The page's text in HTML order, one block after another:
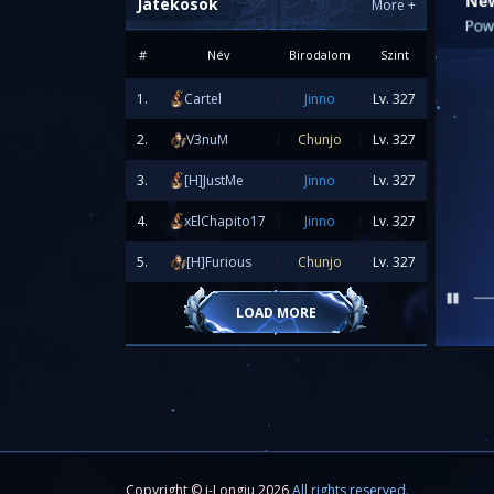
More+
# Név Birodalom Szint
1. Cartel Jinno Lv. 327
2. V3nuM Chunjo Lv. 327
3. [H]JustMe Jinno Lv. 327
4. xElChapito17 Jinno Lv. 327
5. [H]Furious Chunjo Lv. 327
LOAD MORE
Copyright © i-Longju 2026All rights reserved.